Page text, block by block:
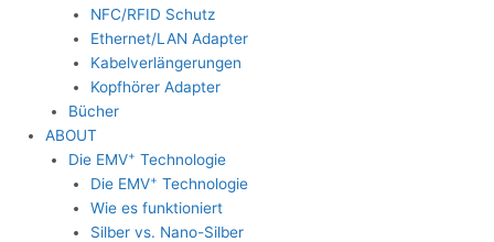
NFC/RFID Schutz
Ethernet/LAN Adapter
Kabelverlängerungen
Kopfhörer Adapter
Bücher
ABOUT
Die EMV+ Technologie
Die EMV+ Technologie
Wie es funktioniert
Silber vs. Nano-Silber